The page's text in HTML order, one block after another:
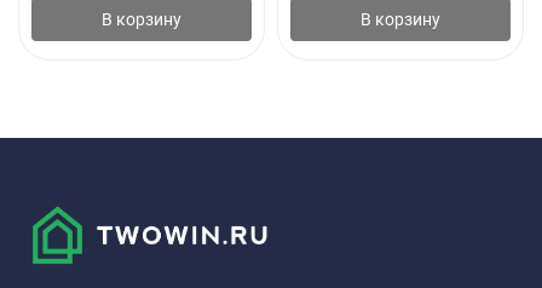
Толщина ±5 % 4,0
вдоль
В корзину В корзину